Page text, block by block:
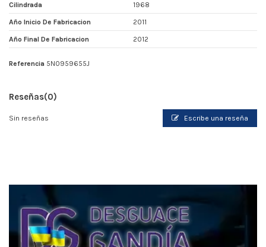
Cilindrada 1968
Año Inicio De Fabricacion 2011
Año Final De Fabricacion 2012
Referencia 5N0959655J
Reseñas(0)
Sin reseñas Escribe una reseña